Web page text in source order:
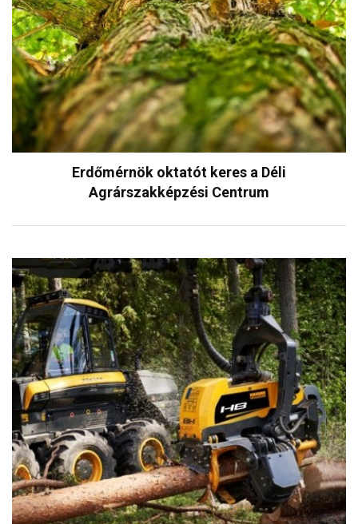
Erdőmérnök oktatót keres a Déli
Agrárszakképzési Centrum